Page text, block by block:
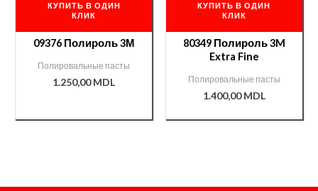
КУПИТЬ В ОДИН
КЛИК
09376 Полироль 3М
Полировальные пасты
1.250,00MDL
КУПИТЬ В ОДИН
КЛИК
80349 Полироль 3M
Extra Fine
Полировальные пасты
1.400,00MDL